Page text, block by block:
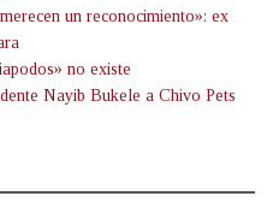
un reconocimiento»: ex
no existe
Nayib Bukele a Chivo Pets